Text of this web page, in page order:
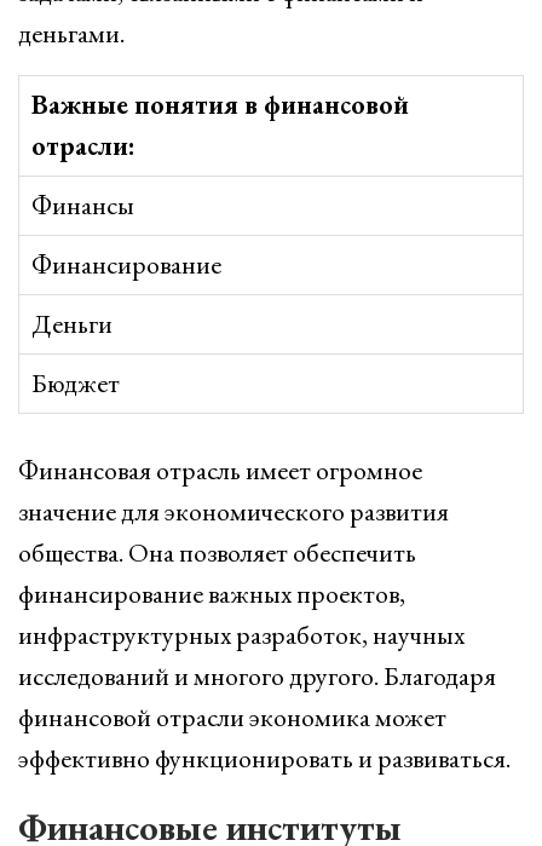
деньгами.
Важные понятия в финансовой
отрасли:
Финансы
Финансирование
Деньги
Бюджет
Финансовая отрасль имеет огромное
значение для экономического развития
общества. Она позволяет обеспечить
финансирование важных проектов,
инфраструктурных разработок, научных
исследований и многого другого. Благодаря
финансовой отрасли экономика может
эффективно функционировать и развиваться.
Финансовые институты